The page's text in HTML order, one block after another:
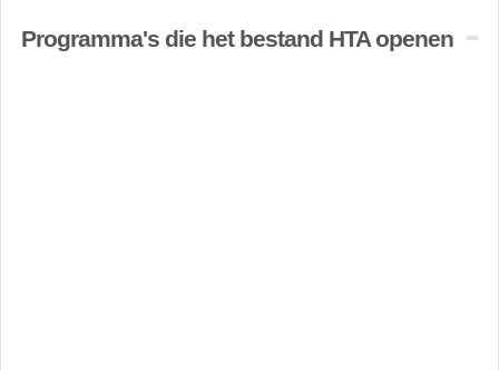
Programma's die het bestand HTA openen